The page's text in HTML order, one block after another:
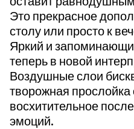
Это прекрасное
столу или просто к
Яркий и
теперь в новой
Воздушные слои
творожная прослойка
восхитительное
эмоций.